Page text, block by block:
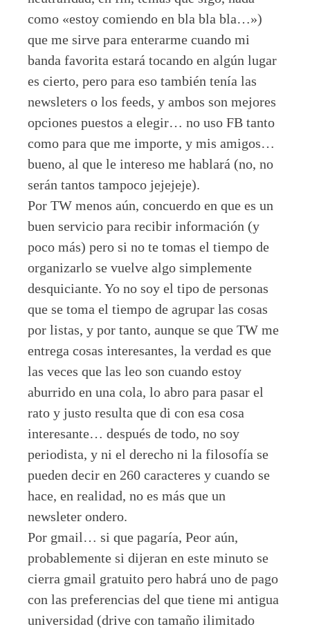
como «estoy comiendo en bla bla bla…»)
que me sirve para enterarme cuando mi
banda favorita estará tocando en algún lugar
es cierto, pero para eso también tenía las
newsleters o los feeds, y ambos son mejores
opciones puestos a elegir… no uso FB tanto
como para que me importe, y mis amigos…
bueno, al que le intereso me hablará (no, no
serán tantos tampoco jejejeje).
Por TW menos aún, concuerdo en que es un
buen servicio para recibir información (y
poco más) pero si no te tomas el tiempo de
organizarlo se vuelve algo simplemente
desquiciante. Yo no soy el tipo de personas
que se toma el tiempo de agrupar las cosas
por listas, y por tanto, aunque se que TW me
entrega cosas interesantes, la verdad es que
las veces que las leo son cuando estoy
aburrido en una cola, lo abro para pasar el
rato y justo resulta que di con esa cosa
interesante… después de todo, no soy
periodista, y ni el derecho ni la filosofía se
pueden decir en 260 caracteres y cuando se
hace, en realidad, no es más que un
newsleter ondero.
Por gmail… si que pagaría, Peor aún,
probablemente si dijeran en este minuto se
cierra gmail gratuito pero habrá uno de pago
con las preferencias del que tiene mi antigua
universidad (drive con tamaño ilimitado